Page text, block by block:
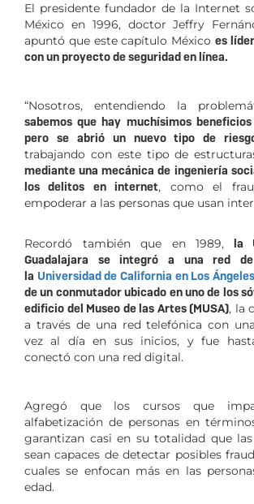
El presidente fundador de la Internet
México en 1996, doctor Jeffry
apuntó que este capítulo México es
con un proyecto de seguridad en línea.
“Nosotros, entendiendo la
sabemos que hay muchísimos beneficios
pero se abrió un nuevo tipo de
trabajando con este tipo de
mediante una mecánica de ingeniería
los delitos en internet, como el
empoderar a las personas que usan
Recordó también que en 1989, la
Guadalajara se integró a una red
la Universidad de California en Los
de un conmutador ubicado en uno de los
edificio del Museo de las Artes (MUSA), la
a través de una red telefónica con
vez al día en sus inicios, y fue
conectó con una red digital.
Agregó que los cursos que
alfabetización de personas en
garantizan casi en su totalidad que
sean capaces de detectar posibles
cuales se enfocan más en las
edad.